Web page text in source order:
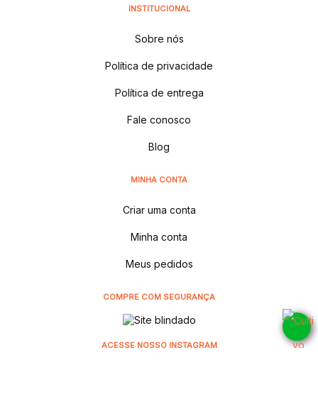
INSTITUCIONAL
Sobre nós
Política de privacidade
Política de entrega
Fale conosco
Blog
MINHA CONTA
Criar uma conta
Minha conta
Meus pedidos
COMPRE COM SEGURANÇA
ACESSE NOSSO INSTAGRAM